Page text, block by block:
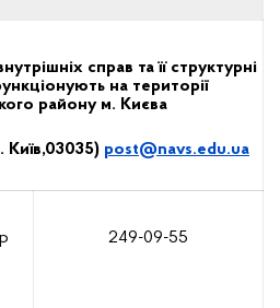
справ та її структурні
на території
району м. Києва
Київ,03035) post@navs.edu.ua
249-09-55